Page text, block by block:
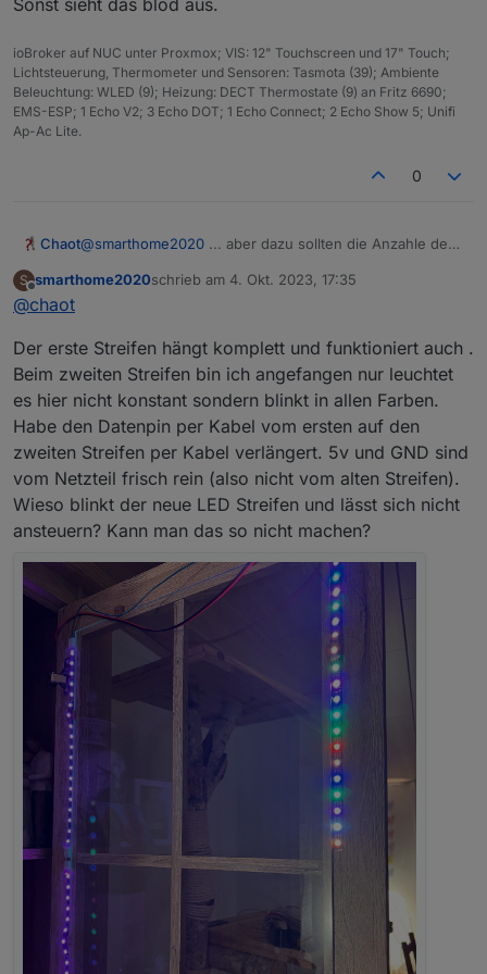
laufen und bei Segment 6 müsste es
.
ioBroker auf NUC unter Proxmox; VIS: 12" Touchscreen und 17" Touch;
Lichtsteuerung, Thermometer und Sensoren: Tasmota (39); Ambiente
Beleuchtung: WLED (9); Heizung: DECT Thermostate (9) an Fritz 6690;
EMS-ESP; 1 Echo V2; 3 Echo DOT; 1 Echo Connect; 2 Echo Show 5; Unifi
Ap-Ac Lite.
0
Chaot@smarthome2020 ... aber dazu sollten die Anzahle der
Sonst sieht das blöd aus.
S
Offline
smarthome2020schrieb am 4. Okt. 2023, 17:35
zuletzt editiert von
@chaot
Der erste Streifen hängt komplett und funktioniert auch .
Beim zweiten Streifen bin ich angefangen nur leuchtet
es hier nicht konstant sondern blinkt in allen Farben.
Habe den Datenpin per Kabel vom ersten auf den
zweiten Streifen per Kabel verlängert. 5v und GND sind
vom Netzteil frisch rein (also nicht vom alten Streifen).
Wieso blinkt der neue LED Streifen und lässt sich nicht
ansteuern? Kann man das so nicht machen?